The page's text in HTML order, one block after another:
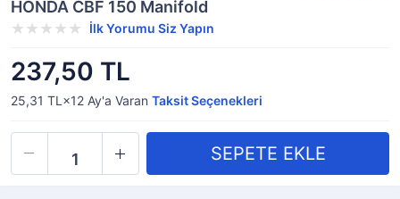
HONDA CBF 150 Manifold
İlk Yorumu Siz Yapın
237,50 TL
25,31 TL×12 Ay'a Varan Taksit Seçenekleri